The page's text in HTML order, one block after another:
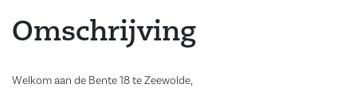
Omschrijving
Welkom aan de Bente 18 te Zeewolde,